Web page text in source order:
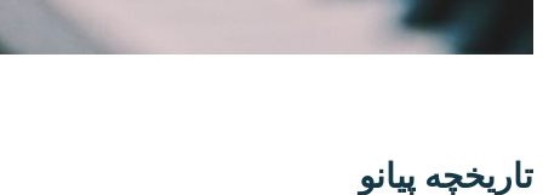
تاریخچه پیانو